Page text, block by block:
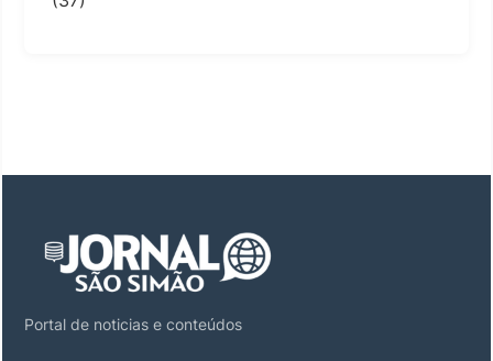
Portal de noticias e conteúdos